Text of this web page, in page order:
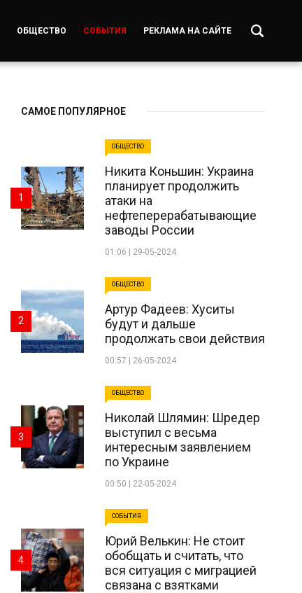
ОБЩЕСТВО СОБЫТИЯ РЕКЛАМА НА САЙТЕ
САМОЕ ПОПУЛЯРНОЕ
ОБЩЕСТВО
Никита Коньшин: Украина
планирует продолжить
атаки на
нефтеперерабатывающие
заводы России
01:06 | 29-05-2024
1
ОБЩЕСТВО
Артур Фадеев: Хуситы
будут и дальше
продолжать свои действия
00:57 | 26-05-2024
2
ОБЩЕСТВО
Николай Шлямин: Шредер
выступил с весьма
интересным заявлением
по Украине
00:50 | 22-05-2024
3
СОБЫТИЯ
Юрий Велькин: Не стоит
обобщать и считать, что
вся ситуация с миграцией
связана с взятками
4